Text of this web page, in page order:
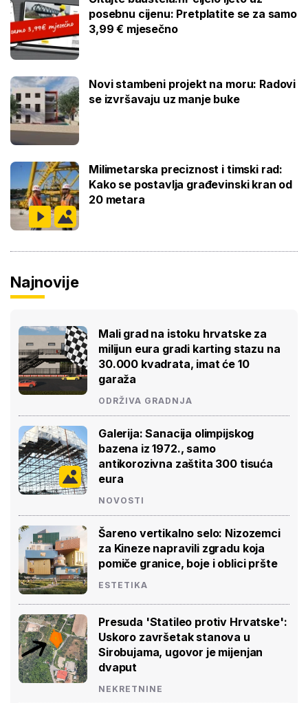
posebnu cijenu: Pretplatite se za samo
3,99 € mjesečno
Novi stambeni projekt na moru: Radovi
se izvršavaju uz manje buke
Milimetarska preciznost i timski rad:
Kako se postavlja građevinski kran od
20 metara
Najnovije
Mali grad na istoku hrvatske za
milijun eura gradi karting stazu na
30.000 kvadrata, imat će 10
garaža
ODRŽIVA GRADNJA
Galerija: Sanacija olimpijskog
bazena iz 1972., samo
antikorozivna zaštita 300 tisuća
eura
NOVOSTI
Šareno vertikalno selo: Nizozemci
za Kineze napravili zgradu koja
pomiče granice, boje i oblici pršte
ESTETIKA
Presuda 'Statileo protiv Hrvatske':
Uskoro završetak stanova u
Sirobujama, ugovor je mijenjan
dvaput
NEKRETNINE